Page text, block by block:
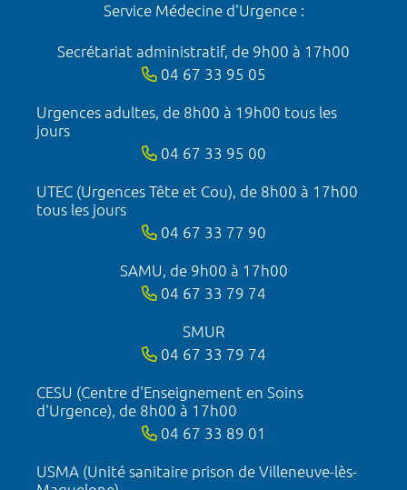
Service Médecine d'Urgence :
Secrétariat administratif, de 9h00 à 17h00
04 67 33 95 05
Urgences adultes, de 8h00 à 19h00 tous les
jours
04 67 33 95 00
UTEC (Urgences Tête et Cou), de 8h00 à 17h00
tous les jours
04 67 33 77 90
SAMU, de 9h00 à 17h00
04 67 33 79 74
SMUR
04 67 33 79 74
CESU (Centre d'Enseignement en Soins
d'Urgence), de 8h00 à 17h00
04 67 33 89 01
USMA (Unité sanitaire prison de Villeneuve-lès-